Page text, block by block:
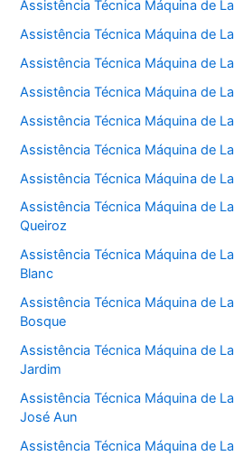
Assistência Técnica Máquina de
Assistência Técnica Máquina de
Assistência Técnica Máquina de
Assistência Técnica Máquina de
Assistência Técnica Máquina de
Assistência Técnica Máquina de
Assistência Técnica Máquina de
Assistência Técnica Máquina de
Queiroz
Assistência Técnica Máquina de
Blanc
Assistência Técnica Máquina de
Bosque
Assistência Técnica Máquina de
Jardim
Assistência Técnica Máquina de
José Aun
Assistência Técnica Máquina de